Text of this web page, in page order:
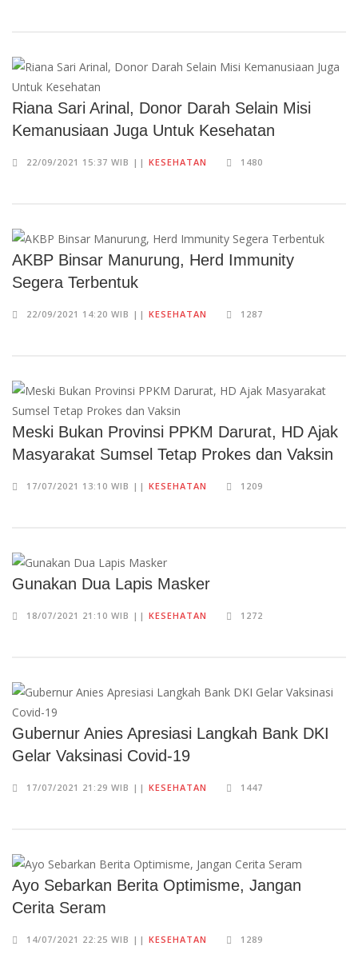
Riana Sari Arinal, Donor Darah Selain Misi
Kemanusiaan Juga Untuk Kesehatan
22/09/2021 15:37 WIB || KESEHATAN 1480
AKBP Binsar Manurung, Herd Immunity
Segera Terbentuk
22/09/2021 14:20 WIB || KESEHATAN 1287
Meski Bukan Provinsi PPKM Darurat, HD Ajak
Masyarakat Sumsel Tetap Prokes dan Vaksin
17/07/2021 13:10 WIB || KESEHATAN 1209
Gunakan Dua Lapis Masker
18/07/2021 21:10 WIB || KESEHATAN 1272
Gubernur Anies Apresiasi Langkah Bank DKI
Gelar Vaksinasi Covid-19
17/07/2021 21:29 WIB || KESEHATAN 1447
Ayo Sebarkan Berita Optimisme, Jangan
Cerita Seram
14/07/2021 22:25 WIB || KESEHATAN 1289